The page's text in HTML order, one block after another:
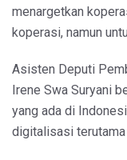
menargetkan
koperasi, namun
Asisten Deputi
Irene Swa Suryani
yang ada di
digitalisasi